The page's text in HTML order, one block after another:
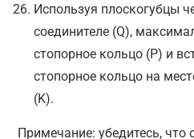
Используя плоскогубцы
соединителе (Q),
стопорное кольцо (P) и
стопорное кольцо на
(K).
Примечание: убедитесь, что